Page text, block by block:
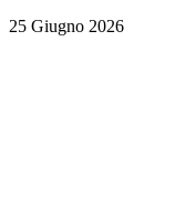
25 Giugno 2026